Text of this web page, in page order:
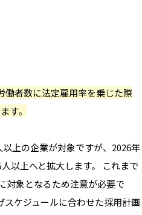
働者数に法定雇用率を乗じた際
す。
上の企業が対象ですが、2026年
以上へと拡大します。 これまで
対象となるため注意が必要で
ケジュールに合わせた採用計画